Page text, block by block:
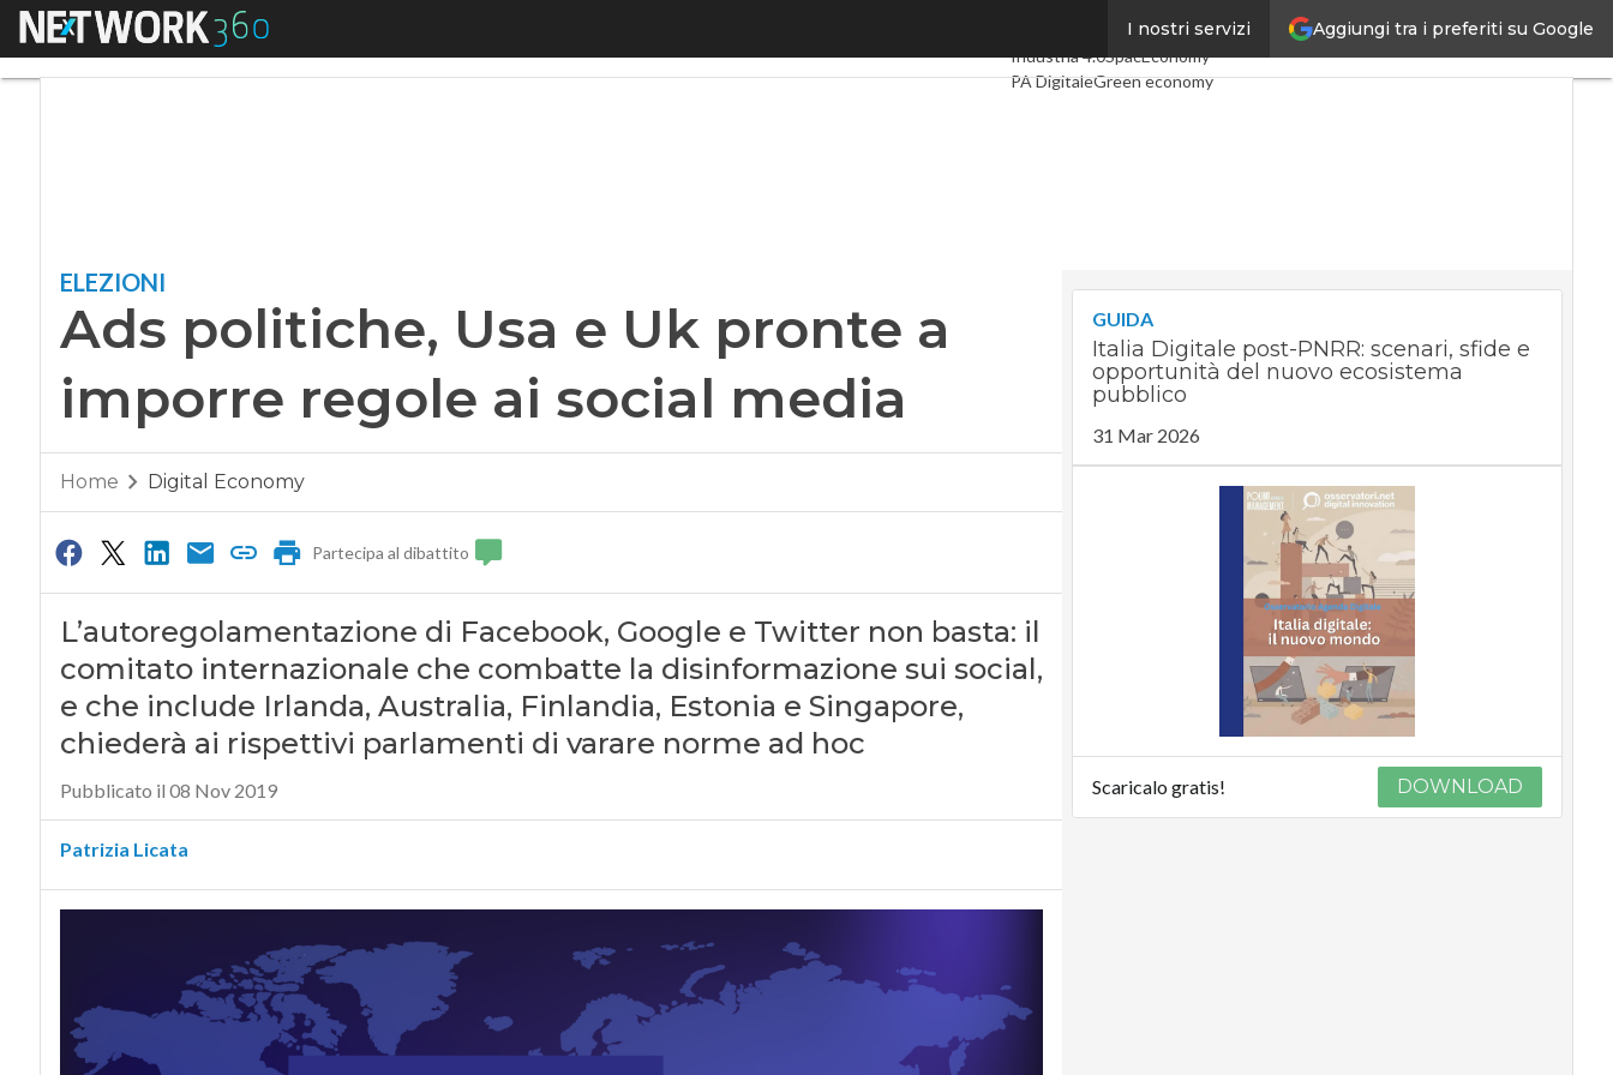
Aggiungi tra i preferiti su Google
I nostri servizi
Menu Digital EconomyTelco
Industria 4.0SpacEconomy
PA DigitaleGreen economy
ELEZIONI
Ads politiche, Usa e Uk pronte a
imporre regole ai social media
Home Digital Economy
Partecipa al dibattito
L’autoregolamentazione di Facebook, Google e Twitter non basta: il
comitato internazionale che combatte la disinformazione sui social,
e che include Irlanda, Australia, Finlandia, Estonia e Singapore,
chiederà ai rispettivi parlamenti di varare norme ad hoc
Pubblicato il 08 Nov 2019
Patrizia Licata
GUIDA
Italia Digitale post-PNRR: scenari, sfide e
opportunità del nuovo ecosistema
pubblico
31 Mar 2026
Scaricalo gratis! DOWNLOAD